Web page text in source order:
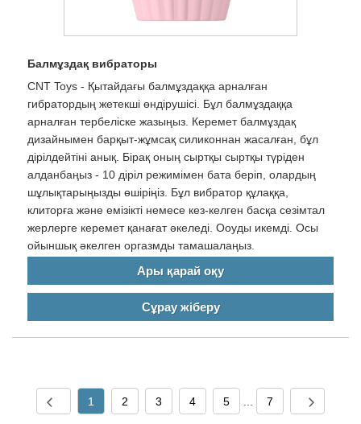
Балмұздақ вибраторы
CNT Toys - Қытайдағы балмұздаққа арналған
гибратордың жетекші өндірушісі. Бұл балмұздаққа
арналған тербеліске жазыңыз. Керемет балмұздақ
дизайнымен барқыт-жұмсақ силиконнан жасалған, бұл
дірілдейтіні анық. Бірақ оның сыртқы сыртқы түріден
алданбаңыз - 10 діріл режимімен бата беріп, олардың
шұлықтарыңызды өшіріңіз. Бұл вибратор құлаққа,
клиторға және емізікті немесе кез-келген басқа сезімтал
жерлерге керемет қанағат әкеледі. Ооуды икемді. Осы
ойыншық әкелген оргазмды тамашалаңыз.
Ары қарай оқу
Сұрау жіберу
1 2 3 4 5 ... 7